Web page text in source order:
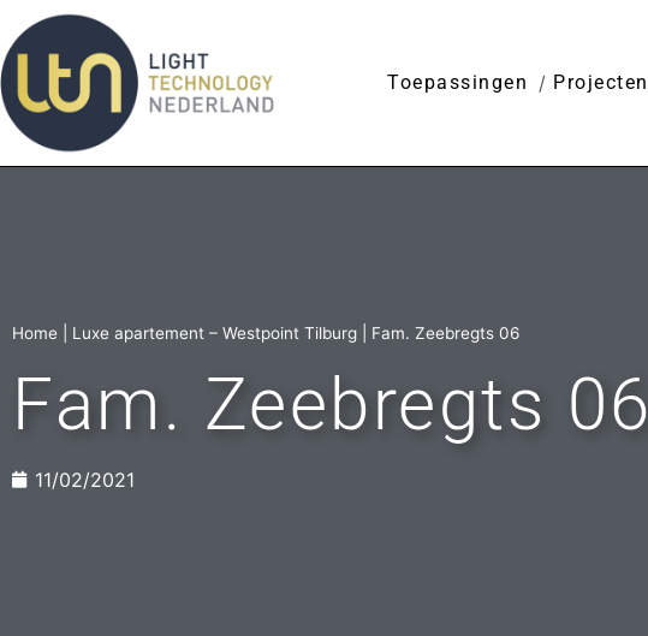
Toepassingen Projecten
Home Luxe apartement – Westpoint Tilburg Fam. Zeebregts 06
Fam. Zeebregts 06
11/02/2021